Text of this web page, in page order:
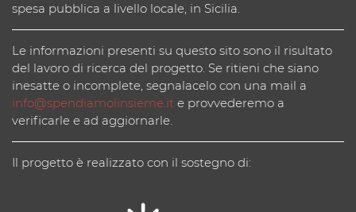
spesa pubblica a livello locale, in Sicilia.
Le informazioni presenti su questo sito sono il risultato
del lavoro di ricerca del progetto. Se ritieni che siano
inesatte o incomplete, segnalacelo con una mail a
info@spendiamolinsieme.it e provvederemo a
verificarle e ad aggiornarle.
Il progetto è realizzato con il sostegno di: